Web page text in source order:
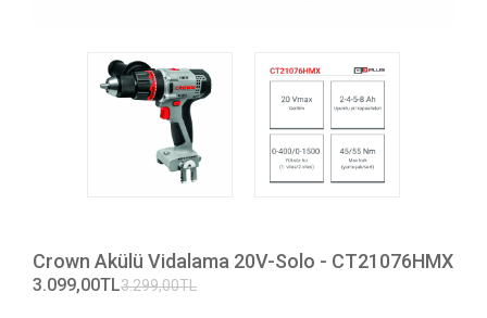
Crown Akülü Vidalama 20V-Solo - CT21076HMX
3.099,00TL3.299,00TL